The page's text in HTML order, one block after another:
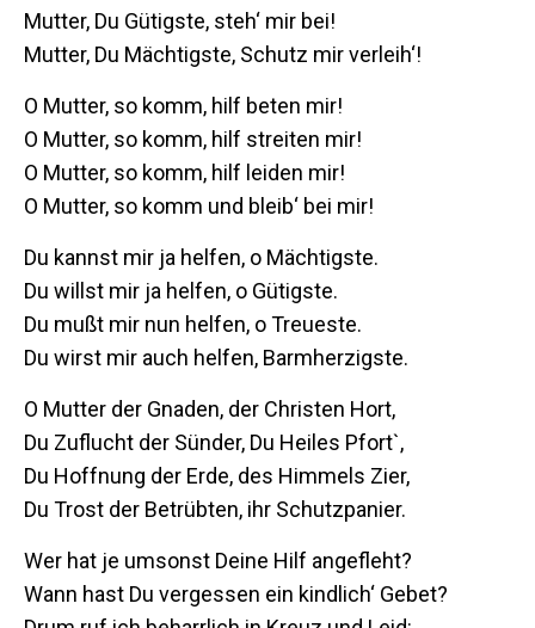
Mutter, Du Gütigste, steh‘ mir bei!
Mutter, Du Mächtigste, Schutz mir verleih‘!
O Mutter, so komm, hilf beten mir!
O Mutter, so komm, hilf streiten mir!
O Mutter, so komm, hilf leiden mir!
O Mutter, so komm und bleib‘ bei mir!
Du kannst mir ja helfen, o Mächtigste.
Du willst mir ja helfen, o Gütigste.
Du mußt mir nun helfen, o Treueste.
Du wirst mir auch helfen, Barmherzigste.
O Mutter der Gnaden, der Christen Hort,
Du Zuflucht der Sünder, Du Heiles Pfort`,
Du Hoffnung der Erde, des Himmels Zier,
Du Trost der Betrübten, ihr Schutzpanier.
Wer hat je umsonst Deine Hilf angefleht?
Wann hast Du vergessen ein kindlich‘ Gebet?